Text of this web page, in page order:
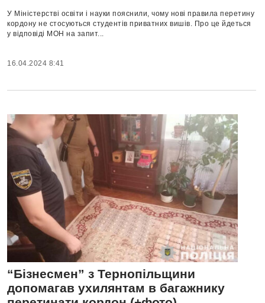
У Міністерстві освіти і науки пояснили, чому нові правила перетину
кордону не стосуються студентів приватних вишів. Про це йдеться
у відповіді МОН на запит...
16.04.2024 8:41
“Бізнесмен” з Тернопільщини
допомагав ухилянтам в багажнику